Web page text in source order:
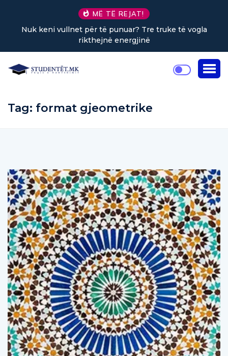
MË TË REJAT!
Nuk keni vullnet për të punuar? Tre truke të vogla
rikthejnë energjinë
Tag: format gjeometrike